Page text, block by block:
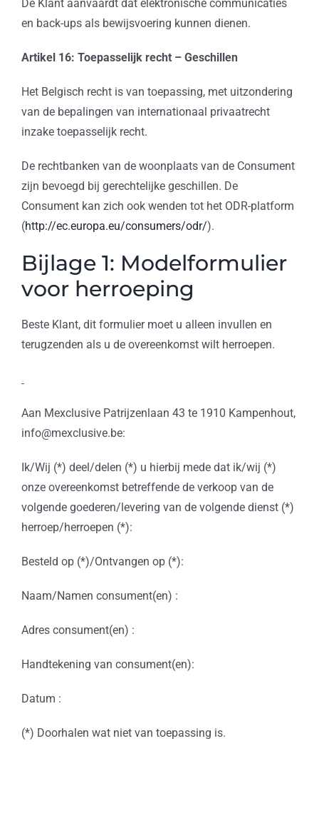
De Klant aanvaardt dat elektronische communicaties
en back-ups als bewijsvoering kunnen dienen.
Artikel 16: Toepasselijk recht – Geschillen
Het Belgisch recht is van toepassing, met uitzondering
van de bepalingen van internationaal privaatrecht
inzake toepasselijk recht.
De rechtbanken van de woonplaats van de Consument
zijn bevoegd bij gerechtelijke geschillen. De
Consument kan zich ook wenden tot het ODR-platform
(http://ec.europa.eu/consumers/odr/).
Bijlage 1: Modelformulier
voor herroeping
Beste Klant, dit formulier moet u alleen invullen en
terugzenden als u de overeenkomst wilt herroepen.
Aan Mexclusive Patrijzenlaan 43 te 1910 Kampenhout,
info@mexclusive.be:
Ik/Wij (*) deel/delen (*) u hierbij mede dat ik/wij (*)
onze overeenkomst betreffende de verkoop van de
volgende goederen/levering van de volgende dienst (*)
herroep/herroepen (*):
Besteld op (*)/Ontvangen op (*):
Naam/Namen consument(en) :
Adres consument(en) :
Handtekening van consument(en):
Datum :
(*) Doorhalen wat niet van toepassing is.